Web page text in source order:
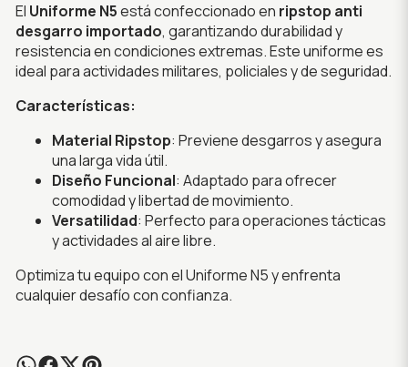
El Uniforme N5está confeccionado en ripstop anti
desgarro importado, garantizando durabilidad y
resistencia en condiciones extremas. Este uniforme es
ideal para actividades militares, policiales y de seguridad.
Características:
Material Ripstop: Previene desgarros y asegura
una larga vida útil.
Diseño Funcional: Adaptado para ofrecer
comodidad y libertad de movimiento.
Versatilidad: Perfecto para operaciones tácticas
y actividades al aire libre.
Optimiza tu equipo con el Uniforme N5 y enfrenta
cualquier desafío con confianza.